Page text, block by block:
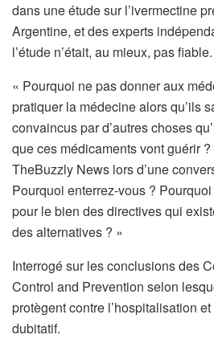
dans une étude sur l’ivermectine
Argentine, et des experts
l’étude n’était, au mieux, pas fiable.
« Pourquoi ne pas donner aux
pratiquer la médecine alors qu’ils
convaincus par d’autres choses
que ces médicaments vont guérir
TheBuzzly News lors d’une
Pourquoi enterrez-vous ?
pour le bien des directives qui
des alternatives ? »
Interrogé sur les conclusions des
Control and Prevention selon
protègent contre l’hospitalisation
dubitatif.